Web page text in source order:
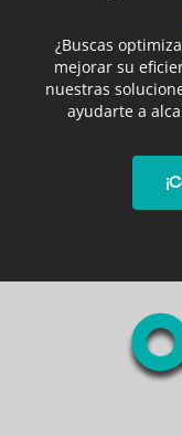
¿Buscas
mejorar su
nuestras
ayudarte a